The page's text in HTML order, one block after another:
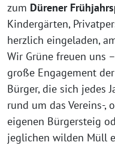
zum Dürener
Kindergärten,
herzlich eingeladen,
Wir Grüne freuen uns
große Engagement
Bürger, die sich jedes
rund um das Vereins-,
eigenen Bürgersteig
jeglichen wilden Müll